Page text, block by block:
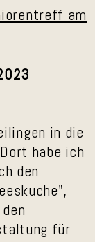
am
in die
habe ich
den
für